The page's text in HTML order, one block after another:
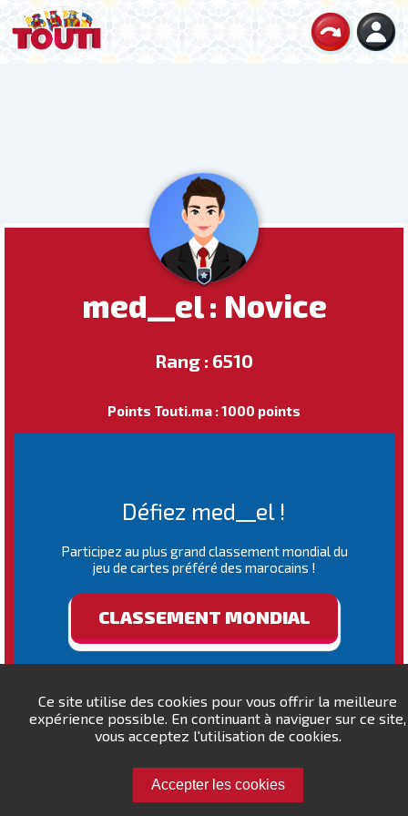
Ce site utilise des cookies pour vous offrir la meilleure
expérience possible. En continuant à naviguer sur ce site,
vous acceptez l'utilisation de cookies.
Accepter les cookies
med__el : Novice
Rang : 6510
Points Touti.ma : 1000 points
Défiez med__el !
Participez au plus grand classement mondial du
jeu de cartes préféré des marocains !
CLASSEMENT MONDIAL